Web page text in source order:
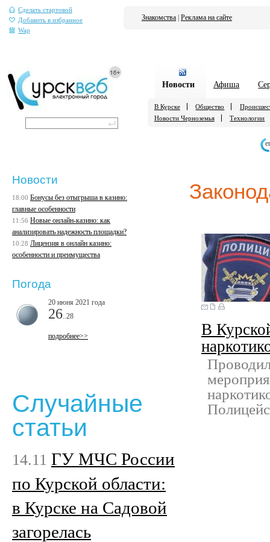
Сделать стартовой
Добавить в избранное
Wap
Знакомства Реклама на сайте
Новости Афиша
В Курске Общество
Новости Черноземья
Технологии
В
Новости
18:00 Бонусы без отыгрыша в казино:
главные особенности
11:56 Новые онлайн-казино: как
анализировать надежность площадки?
10:28 Лицензия в онлайн казино:
особенности и преимущества
Погода
20 июня 2021 года
26 ..28
подробнее>>
Случайные
статьи
14.11 ГУ МЧС России
по Курской области:
в Курске на Садовой
загорелась